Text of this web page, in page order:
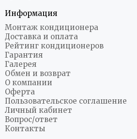
Информация
Монтаж кондиционера
Доставка и оплата
Рейтинг кондиционеров
Гарантия
Галерея
Обмен и возврат
О компании
Оферта
Пользовательское соглашение
Личный кабинет
Вопрос/ответ
Контакты